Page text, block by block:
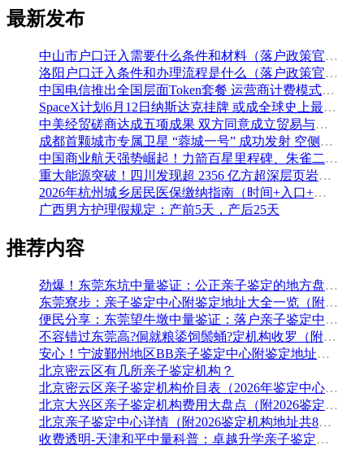
最新发布
中山市户口迁入需要什么条件和材料（落户政策官方解读）
洛阳户口迁入条件和办理流程是什么（落户政策官方问答汇总）
中国电信推出全国层面Token套餐 运营商计费模式从”流量”迈向”算力”
SpaceX计划6月12日纳斯达克挂牌 或成全球史上最大规模IPO
中美经贸磋商达成五项成果 双方同意成立贸易与投资双理事会
成都首颗城市专属卫星 “蓉城一号” 成功发射 空侧直转模式同步落地 双重大突破助力国际门户枢纽建设
中国商业航天强势崛起！力箭百星里程碑、朱雀二号改进型发射成功
重大能源突破！四川发现超 2356 亿方超深层页岩气田，保障国家能源安全
2026年杭州城乡居民医保缴纳指南（时间+入口+金额）
广西男方护理假规定：产前5天，产后25天
推荐内容
劲爆！东莞东坑中量鉴证：公正亲子鉴定的地方盘整（附2026年5月鉴定汇总）
东莞寮步：亲子鉴定中心附鉴定地址大全一览（附2026年鉴定机构推荐）
便民分享：东莞望牛墩中量鉴证：落户亲子鉴定中心地址排名（附鉴定办理流程费用）
不容错过东莞高?侗就粮鋈饲鬃蛹?定机构收罗（附2026年5月鉴定手续）
安心！宁波鄞州地区BB亲子鉴定中心附鉴定地址大全一览（附2026年最全鉴定手续）
北京密云区有几所亲子鉴定机构？
北京密云区亲子鉴定机构价目表（2026年鉴定中心地址盘点）
北京大兴区亲子鉴定机构费用大盘点（附2026鉴定地址大全）
北京亲子鉴定中心详情（附2026鉴定机构地址共8家）
收费透明-天津和平中量科普：卓越升学亲子鉴定细目大全（附2026年全新鉴定）